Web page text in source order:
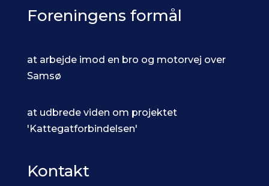
Foreningens formål
at arbejde imod en bro og motorvej over
Samsø
at udbrede viden om projektet
'Kattegatforbindelsen'
Kontakt